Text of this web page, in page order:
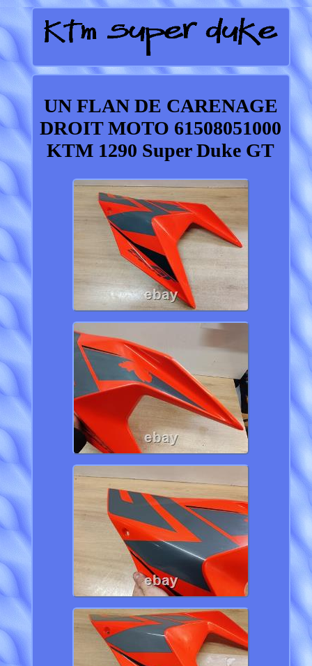
UN FLAN DE CARENAGE
DROIT MOTO 61508051000
KTM 1290 Super Duke GT